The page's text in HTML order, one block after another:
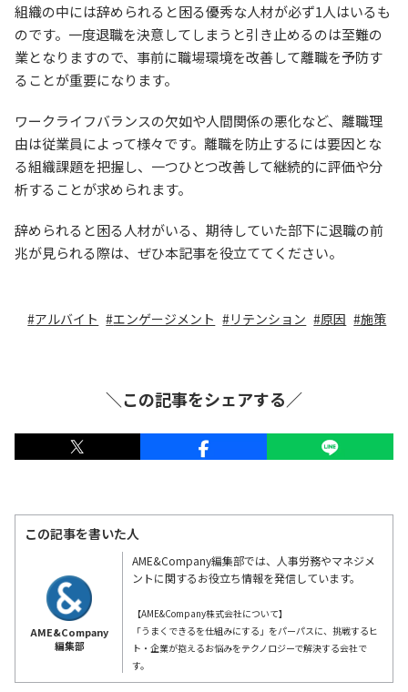
組織の中には辞められると困る優秀な人材が必ず1人はいるも
のです。一度退職を決意してしまうと引き止めるのは至難の
業となりますので、事前に職場環境を改善して離職を予防す
ることが重要になります。
ワークライフバランスの欠如や人間関係の悪化など、離職理
由は従業員によって様々です。離職を防止するには要因とな
る組織課題を把握し、一つひとつ改善して継続的に評価や分
析することが求められます。
辞められると困る人材がいる、期待していた部下に退職の前
兆が見られる際は、ぜひ本記事を役立ててください。
アルバイト エンゲージメント リテンション 原因 施策
＼この記事をシェアする／
この記事を書いた人
AME&Company
編集部
AME&Company編集部では、人事労務やマネジメ
ントに関するお役立ち情報を発信しています。
【AME&Company株式会社について】
「うまくできるを仕組みにする」をパーパスに、挑戦するヒ
ト・企業が抱えるお悩みをテクノロジーで解決する会社で
す。